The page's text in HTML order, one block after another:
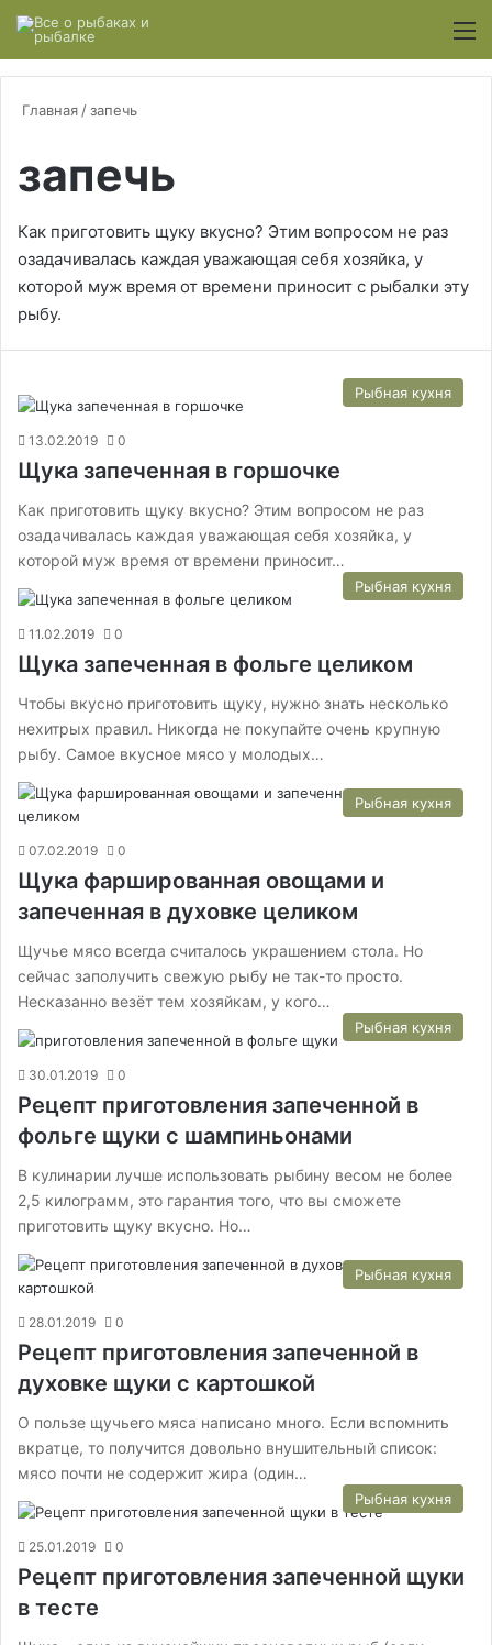
Главная /запечь
запечь
Как приготовить щуку вкусно? Этим вопросом не раз
озадачивалась каждая уважающая себя хозяйка, у
которой муж время от времени приносит с рыбалки эту
рыбу.
Рыбная кухня
13.02.2019 0
Щука запеченная в горшочке
Как приготовить щуку вкусно? Этим вопросом не раз
озадачивалась каждая уважающая себя хозяйка, у
которой муж время от времени приносит…
Рыбная кухня
11.02.2019 0
Щука запеченная в фольге целиком
Чтобы вкусно приготовить щуку, нужно знать несколько
нехитрых правил. Никогда не покупайте очень крупную
рыбу. Самое вкусное мясо у молодых…
Рыбная кухня
07.02.2019 0
Щука фаршированная овощами и
запеченная в духовке целиком
Щучье мясо всегда считалось украшением стола. Но
сейчас заполучить свежую рыбу не так-то просто.
Несказанно везёт тем хозяйкам, у кого…
Рыбная кухня
30.01.2019 0
Рецепт приготовления запеченной в
фольге щуки с шампиньонами
В кулинарии лучше использовать рыбину весом не более
2,5 килограмм, это гарантия того, что вы сможете
приготовить щуку вкусно. Но…
Рыбная кухня
28.01.2019 0
Рецепт приготовления запеченной в
духовке щуки с картошкой
О пользе щучьего мяса написано много. Если вспомнить
вкратце, то получится довольно внушительный список:
мясо почти не содержит жира (один…
Рыбная кухня
25.01.2019 0
Рецепт приготовления запеченной щуки
в тесте